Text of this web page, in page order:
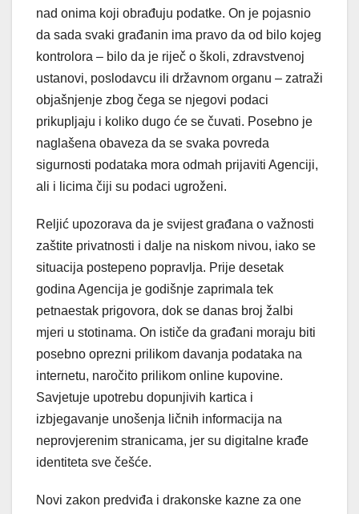
nad onima koji obrađuju podatke. On je pojasnio
da sada svaki građanin ima pravo da od bilo kojeg
kontrolora – bilo da je riječ o školi, zdravstvenoj
ustanovi, poslodavcu ili državnom organu – zatraži
objašnjenje zbog čega se njegovi podaci
prikupljaju i koliko dugo će se čuvati. Posebno je
naglašena obaveza da se svaka povreda
sigurnosti podataka mora odmah prijaviti Agenciji,
ali i licima čiji su podaci ugroženi.
Reljić upozorava da je svijest građana o važnosti
zaštite privatnosti i dalje na niskom nivou, iako se
situacija postepeno popravlja. Prije desetak
godina Agencija je godišnje zaprimala tek
petnaestak prigovora, dok se danas broj žalbi
mjeri u stotinama. On ističe da građani moraju biti
posebno oprezni prilikom davanja podataka na
internetu, naročito prilikom online kupovine.
Savjetuje upotrebu dopunjivih kartica i
izbjegavanje unošenja ličnih informacija na
neprovjerenim stranicama, jer su digitalne krađe
identiteta sve češće.
Novi zakon predviđa i drakonske kazne za one